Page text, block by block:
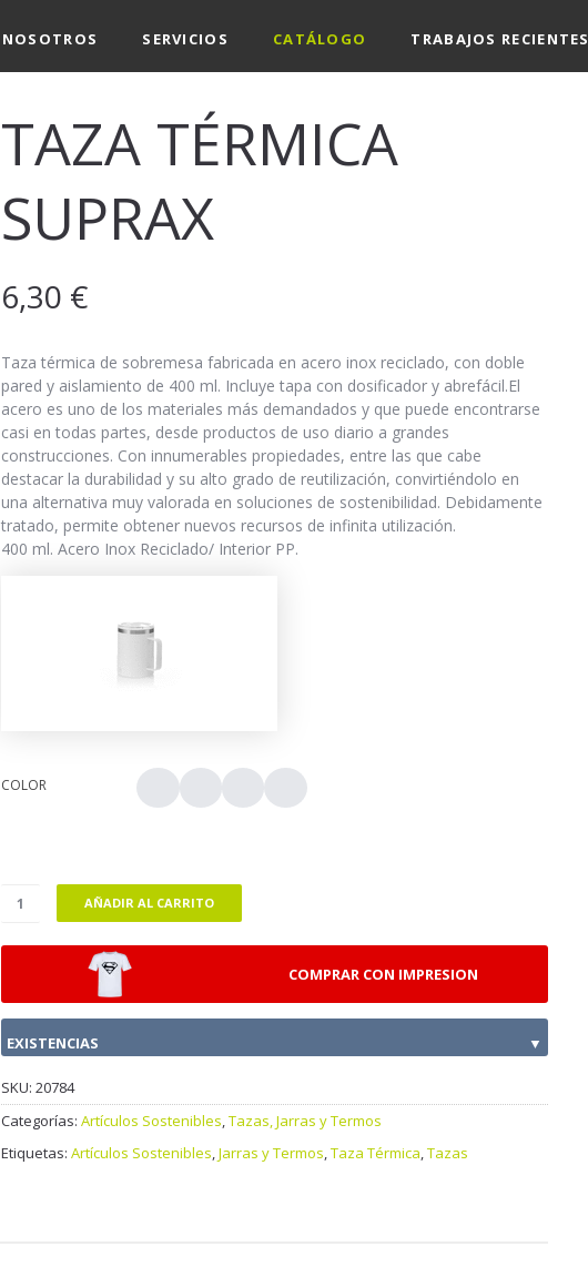
NOSOTROS SERVICIOS CATÁLOGO TRABAJOS RECIENTES
TAZA TÉRMICA
SUPRAX
6,30 €
Taza térmica de sobremesa fabricada en acero inox reciclado, con doble
pared y aislamiento de 400 ml. Incluye tapa con dosificador y abrefácil.El
acero es uno de los materiales más demandados y que puede encontrarse
casi en todas partes, desde productos de uso diario a grandes
construcciones. Con innumerables propiedades, entre las que cabe
destacar la durabilidad y su alto grado de reutilización, convirtiéndolo en
una alternativa muy valorada en soluciones de sostenibilidad. Debidamente
tratado, permite obtener nuevos recursos de infinita utilización.
400 ml. Acero Inox Reciclado/ Interior PP.
COLOR
AÑADIR AL CARRITO
COMPRAR CON IMPRESION
EXISTENCIAS ▼
SKU:20784
Categorías:Artículos Sostenibles,Tazas, Jarras y Termos
Etiquetas:Artículos Sostenibles,Jarras y Termos,Taza Térmica,Tazas